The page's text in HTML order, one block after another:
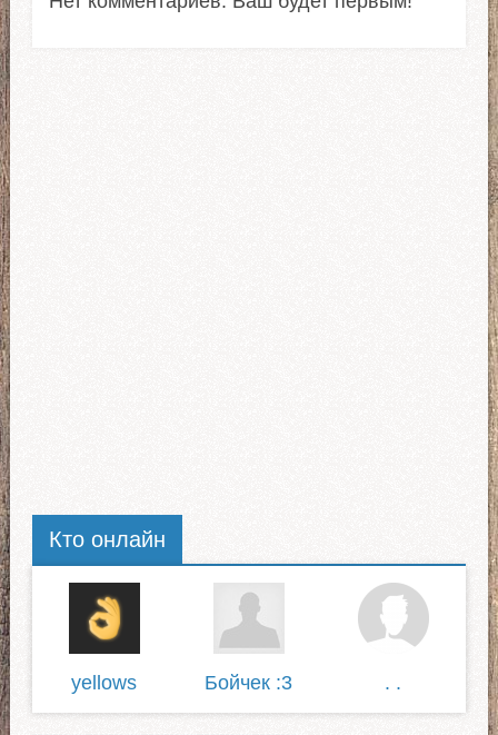
Кто онлайн
yellows Бойчек :3 . .